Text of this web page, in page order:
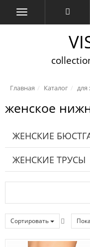
Главная Каталог
женское
ЖЕНСКИЕ
ЖЕНСКИЕ ТРУСЫ
Сортировать